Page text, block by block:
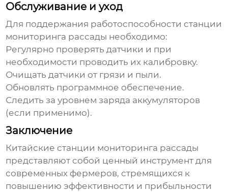
Обслуживание и уход
Для поддержания работоспособности станции
мониторинга рассады необходимо:
Регулярно проверять датчики и при
необходимости проводить их калибровку.
Очищать датчики от грязи и пыли.
Обновлять программное обеспечение.
Следить за уровнем заряда аккумуляторов
(если применимо).
Заключение
Китайские станции мониторинга рассады
представляют собой ценный инструмент для
современных фермеров, стремящихся к
повышению эффективности и прибыльности